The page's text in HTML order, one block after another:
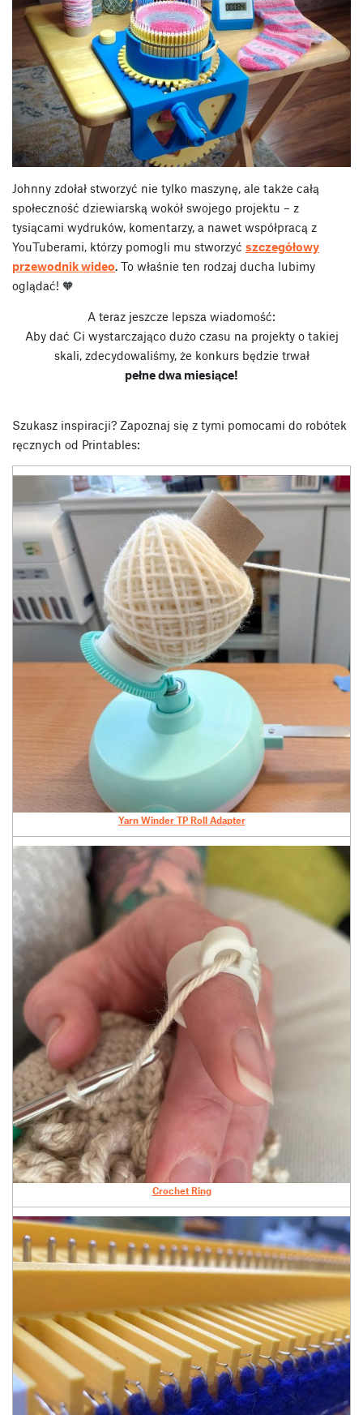
Johnny zdołał stworzyć nie tylko maszynę, ale także całą
społeczność dziewiarską wokół swojego projektu – z
tysiącami wydruków, komentarzy, a nawet współpracą z
YouTuberami, którzy pomogli mu stworzyć szczegółowy
przewodnik wideo. To właśnie ten rodzaj ducha lubimy
oglądać! 🧡
A teraz jeszcze lepsza wiadomość:
Aby dać Ci wystarczająco dużo czasu na projekty o takiej
skali, zdecydowaliśmy, że konkurs będzie trwał
pełne dwa miesiące!
Szukasz inspiracji? Zapoznaj się z tymi pomocami do robótek
ręcznych od Printables:
Yarn Winder TP Roll Adapter
Crochet Ring